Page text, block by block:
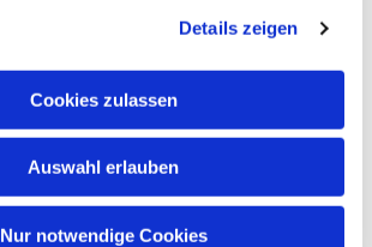
Details zeigen
Cookies zulassen
Auswahl erlauben
Nur notwendige Cookies